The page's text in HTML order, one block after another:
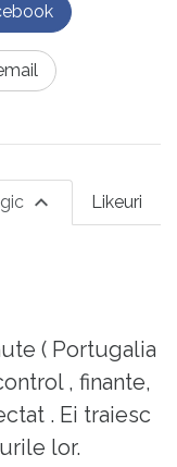
Likeuri
( Portugalia
, finante,
. Ei traiesc
lor.